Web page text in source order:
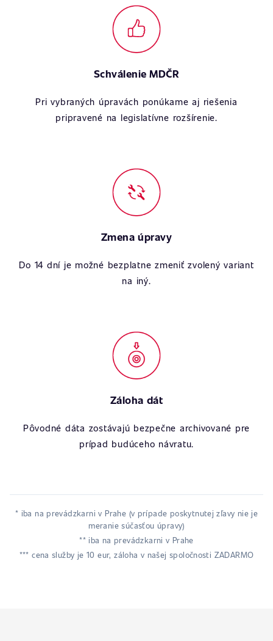
Schválenie MDČR
Pri vybraných úpravách ponúkame aj riešenia
pripravené na legislatívne rozšírenie.
Zmena úpravy
Do 14 dní je možné bezplatne zmeniť zvolený variant
na iný.
Záloha dát
Pôvodné dáta zostávajú bezpečne archivované pre
prípad budúceho návratu.
* iba na prevádzkarni v Prahe (v prípade poskytnutej zľavy nie je
meranie súčasťou úpravy)
** iba na prevádzkarni v Prahe
*** cena služby je 10 eur, záloha v našej spoločnosti ZADARMO